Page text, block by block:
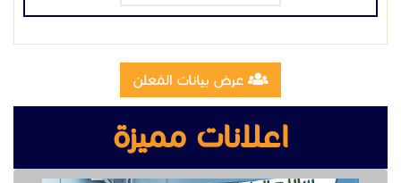
عرض بيانات المُعلن
اعلانات مميزة